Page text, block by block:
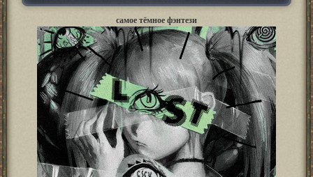
самое тёмное фэнтези